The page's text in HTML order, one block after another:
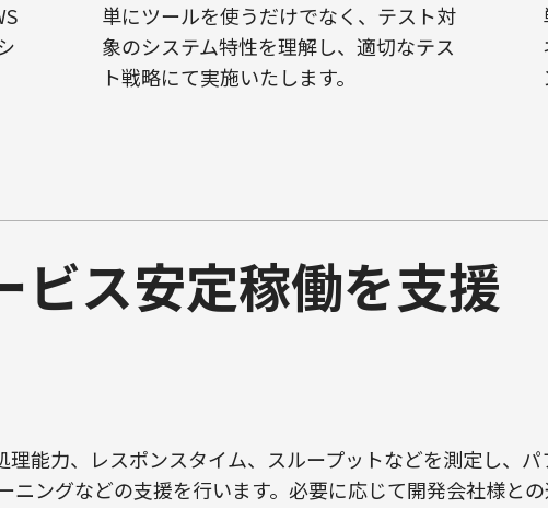
単にツールを使うだけでなく、テスト対
象のシステム特性を理解し、適切なテス
ト戦略にて実施いたします。
ビス安定稼働を支援
理能力、レスポンスタイム、スループットなどを測定し、
ングなどの支援を行います。必要に応じて開発会社様との